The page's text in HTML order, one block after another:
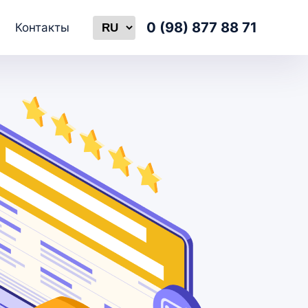
Контакты Select language0 (98) 877 88 71